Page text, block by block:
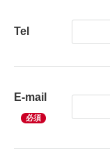
Tel
E-mail
必須